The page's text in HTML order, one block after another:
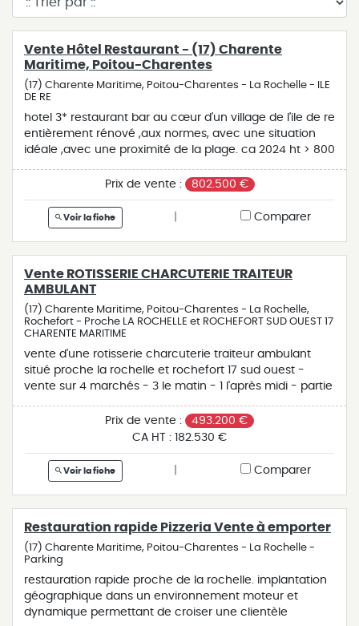
Vente Hôtel Restaurant - (17) Charente
Maritime, Poitou-Charentes
(17) Charente Maritime, Poitou-Charentes - La Rochelle - ILE
DE RE
hotel 3* restaurant bar au cœur d'un village de l'ile de re
entièrement rénové ,aux normes, avec une situation
idéale ,avec une proximité de la plage. ca 2024 ht > 800
802500€ frais d'agence inclus à la charge de
l'acquéreur possibilité d'acquérir les murs commerciaux
Prix de vente : 802.500 €
Voir la fiche Comparer
Vente ROTISSERIE CHARCUTERIE TRAITEUR
AMBULANT
(17) Charente Maritime, Poitou-Charentes - La Rochelle,
Rochefort - Proche LA ROCHELLE et ROCHEFORT SUD OUEST 17
CHARENTE MARITIME
vente d'une rotisserie charcuterie traiteur ambulant
situé proche la rochelle et rochefort 17 sud ouest -
vente sur 4 marchés - 3 le matin - 1 l'après midi - partie
115 m² - grand jardin - piscine - laboratoire attenant -
matériel complet : remorque , fourgon , laboratoire
entièrement équipé aux normes - 5 semaines de
congés - chiffre d'affaires 182 530 €
Prix de vente :
493.200 €
CA HT : 182.530 €
Voir la fiche Comparer
Restauration rapide Pizzeria Vente à emporter
(17) Charente Maritime, Poitou-Charentes - La Rochelle -
Parking
restauration rapide proche de la rochelle. implantation
géographique dans un environnement moteur et
dynamique permettant de croiser une clientèle